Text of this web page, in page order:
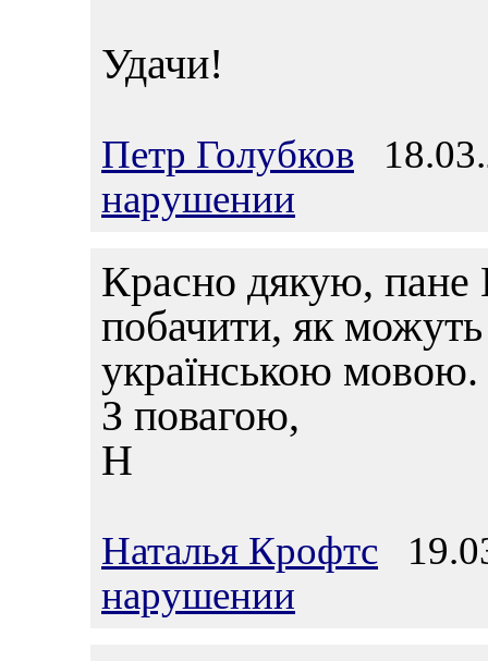
Удачи!
Петр Голубков
нарушении
Красно дякую, пане
побачити, як можуть
українською мовою.
З повагою,
Н
Наталья Крофтс
нарушении